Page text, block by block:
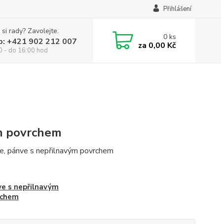
Přihlášení
rady? Zavolejte.
+421 902 212 007
- do 16:00 hod
0ks
za 0,00 Kč
povrchem
pánve s nepřilnavým povrchem
s nepřilnavým